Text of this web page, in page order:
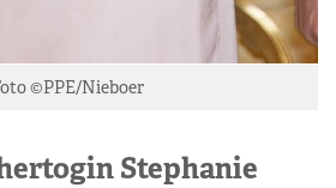
©PPE/Nieboer
Stephanie